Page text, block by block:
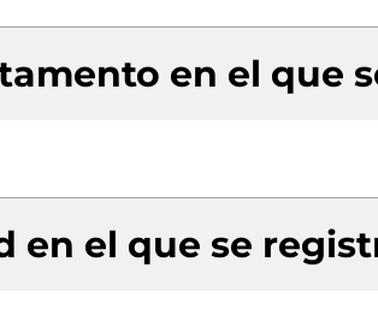
en el que
en el que se